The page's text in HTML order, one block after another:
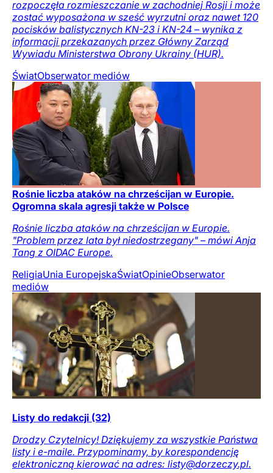
rozpoczęła rozmieszczanie w zachodniej Rosji i może
zostać wyposażona w sześć wyrzutni oraz nawet 120
pocisków balistycznych KN-23 i KN-24 – wynika z
informacji przekazanych przez Główny Zarząd
Wywiadu Ministerstwa Obrony Ukrainy (HUR).
ŚwiatObserwator mediów
Rośnie liczba ataków na chrześcijan w Europie.
Ogromna skala agresji także w Polsce
Rośnie liczba ataków na chrześcijan w Europie.
"Problem przez lata był niedostrzegany" – mówi Anja
Tang z OIDAC Europe.
ReligiaUnia EuropejskaŚwiatOpinieObserwator
mediów
Listy do redakcji (32)
Drodzy Czytelnicy! Dziękujemy za wszystkie Państwa
listy i e-maile. Przypominamy, by korespondencję
elektroniczną kierować na adres: listy@dorzeczy.pl.